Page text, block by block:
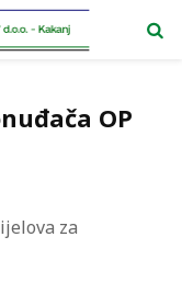
OP
za